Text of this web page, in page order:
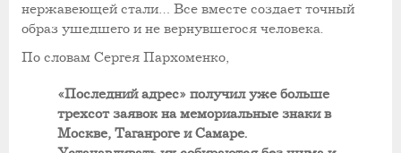
нержавеющей стали… Все вместе создает точный
образ ушедшего и не вернувшегося человека.
По словам Сергея Пархоменко,
«Последний адрес» получил уже больше
трехсот заявок на мемориальные знаки в
Москве, Таганроге и Самаре.